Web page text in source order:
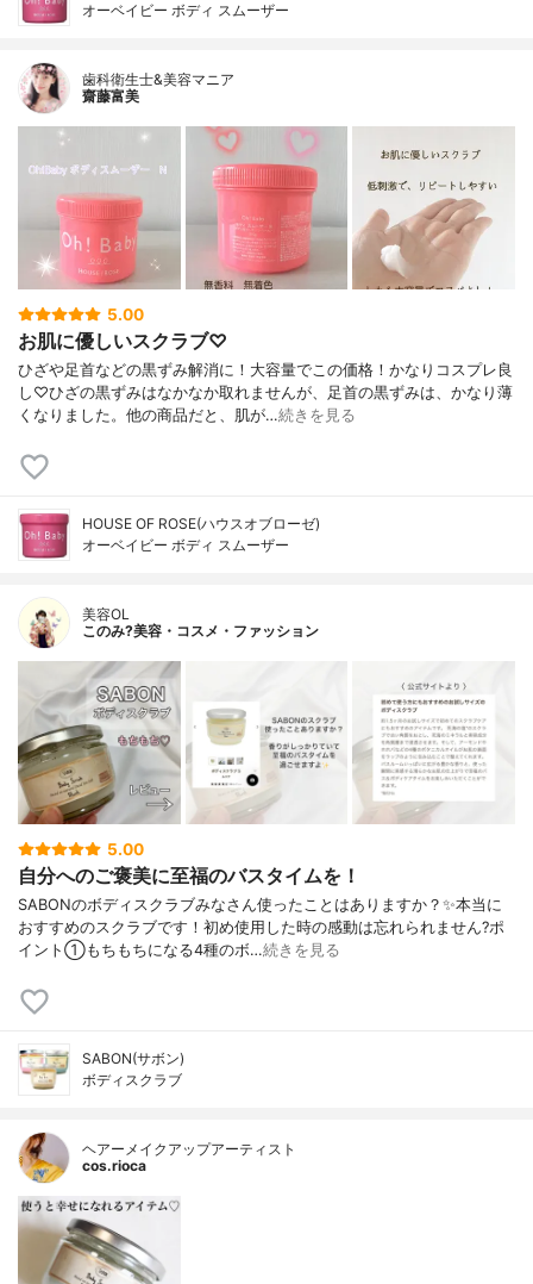
オーベイビー ボディ スムーザー
歯科衛生士&美容マニア
齋藤富美
5.00
お肌に優しいスクラブ♡
ひざや足首などの黒ずみ解消に！大容量でこの価格！かなりコスプレ良
し♡ひざの黒ずみはなかなか取れませんが、足首の黒ずみは、かなり薄
くなりました。他の商品だと、肌が…続きを見る
HOUSE OF ROSE(ハウスオブローゼ)
オーベイビー ボディ スムーザー
美容OL
このみ?美容・コスメ・ファッション
5.00
自分へのご褒美に至福のバスタイムを！
SABONのボディスクラブみなさん使ったことはありますか？✨本当に
おすすめのスクラブです！初め使用した時の感動は忘れられません?ポ
イント①もちもちになる4種のボ…続きを見る
SABON(サボン)
ボディスクラブ
ヘアーメイクアップアーティスト
cos.rioca